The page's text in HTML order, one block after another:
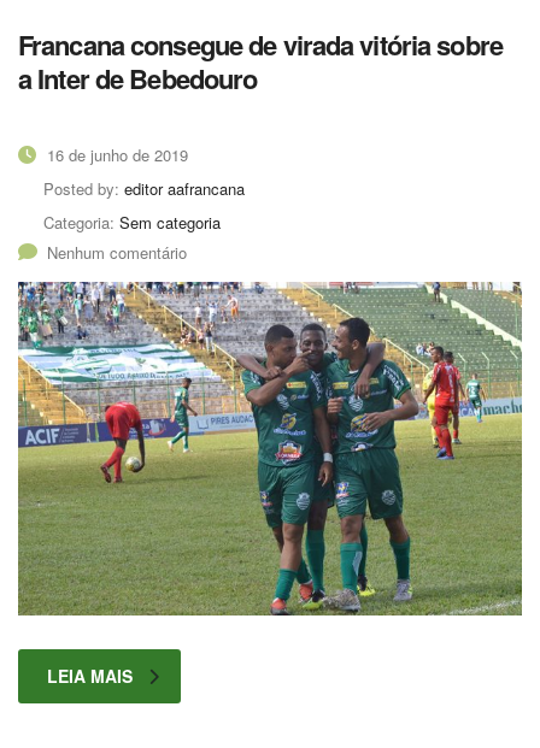
Francana consegue de virada vitória sobre
a Inter de Bebedouro
16 de junho de 2019
Posted by: editor aafrancana
Categoria: Sem categoria
Nenhum comentário
LEIA MAIS